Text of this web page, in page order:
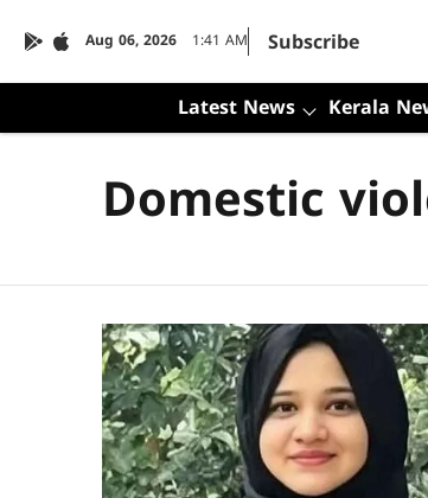
Aug 06, 2026 1:41 AM Subscribe
Latest News Kerala
Domestic